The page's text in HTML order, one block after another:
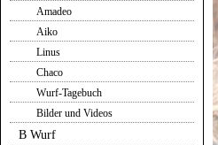
Amadeo
Aiko
Linus
Chaco
Wurf-Tagebuch
Bilder und Videos
B Wurf